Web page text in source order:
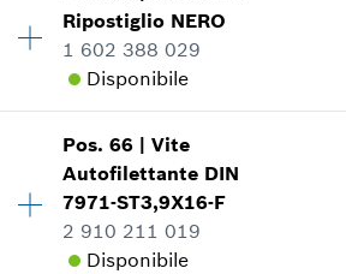
*Inclusa IVA
Aggiungere al
Gruppo prezzo:18
Informazioni parti di ricambio
Applicazione del ricambio
Mostrare nell'illustrazione
Ripostiglio NERO
1 602 388 029
Disponibile
Disponibilità 1
Gruppo prezzo :11
Informazioni parti di ricambio
Applicazione del ricambio
Mostrare nell'illustrazione
Pos.66 |Vite
Autofilettante DIN
7971-ST3,9X16-F
2 910 211 019
Disponibile